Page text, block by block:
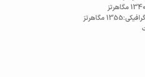
1340 مگاهرتز
1355 مگاهرتز